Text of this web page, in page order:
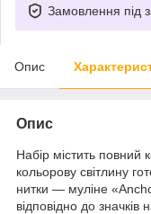
Замовлення під
Опис
Опис
Набір містить повний
кольорову світлину
нитки — муліне
відповідно до